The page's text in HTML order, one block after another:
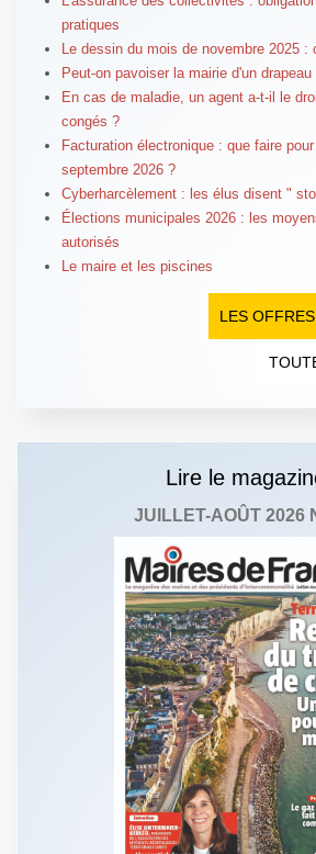
pratiques
Le dessin du mois de novembre 2025
Peut-on pavoiser la mairie d'un drapeau
En cas de maladie, un agent a-t-il le
congés ?
Facturation électronique : que faire
septembre 2026 ?
Cyberharcèlement : les élus disent "
Élections municipales 2026 : les
autorisés
Le maire et les piscines
LES
Lire le
JUILLET-AOÛT 2026